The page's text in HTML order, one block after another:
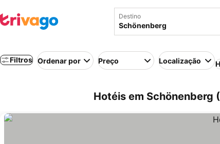
Destino
Filtros Ordenar por Preço Localização
Hotéis em Schönenberg